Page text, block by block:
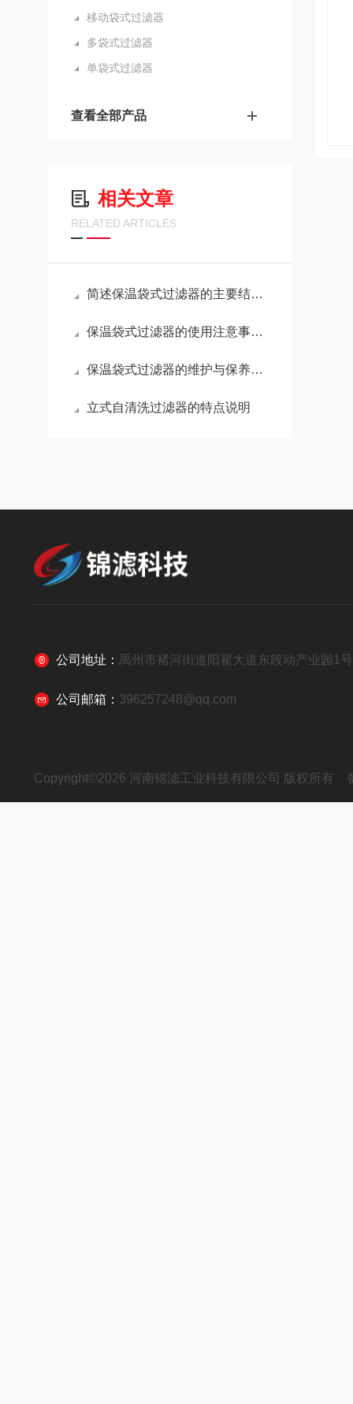
移动袋式过滤器
多袋式过滤器
单袋式过滤器
查看全部产品
相关文章
RELATED ARTICLES
简述保温袋式过滤器的主要结构组成
保温袋式过滤器的使用注意事项有哪些？
保温袋式过滤器的维护与保养技巧
立式自清洗过滤器的特点说明
公司地址： 禹州市褚河街道阳翟大道东段动产业园1号
公司邮箱： 396257248@qq.com
Copyright©2026 河南锦滤工业科技有限公司 版权所有